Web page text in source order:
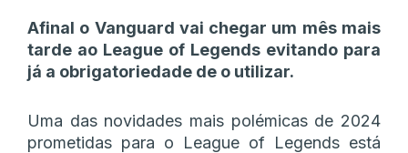
Afinal o Vanguard vai chegar um mês mais
tarde ao League of Legends evitando para
já a obrigatoriedade de o utilizar.
Uma das novidades mais polémicas de 2024
prometidas para o League of Legends está